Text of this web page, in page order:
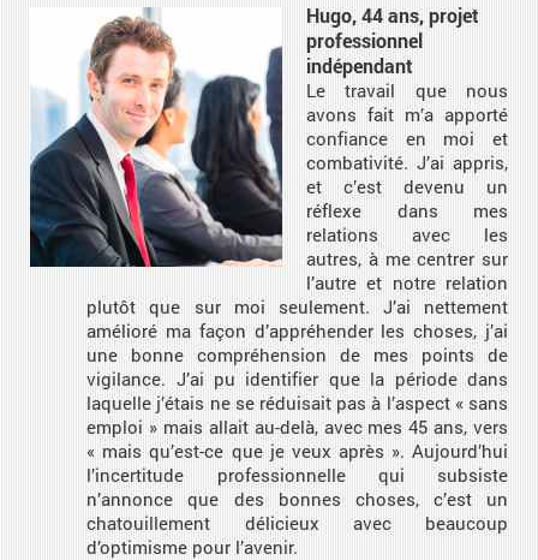
Hugo, 44 ans, projet
professionnel
indépendant
Le travail que nous
avons fait m’a apporté
confiance en moi et
combativité. J’ai appris,
et c’est devenu un
réflexe dans mes
relations avec les
autres, à me centrer sur
l’autre et notre relation
plutôt que sur moi seulement. J’ai nettement
amélioré ma façon d’appréhender les choses, j’ai
une bonne compréhension de mes points de
vigilance. J’ai pu identifier que la période dans
laquelle j’étais ne se réduisait pas à l’aspect « sans
emploi » mais allait au-delà, avec mes 45 ans, vers
« mais qu’est-ce que je veux après ». Aujourd’hui
l’incertitude professionnelle qui subsiste
n’annonce que des bonnes choses, c’est un
chatouillement délicieux avec beaucoup
d’optimisme pour l’avenir.